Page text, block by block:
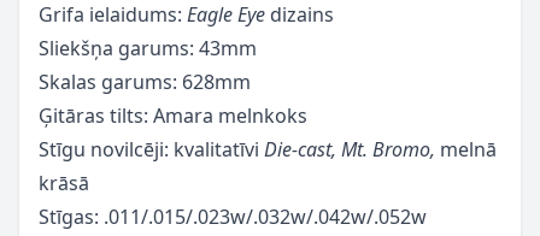
Grifa ielaidums: Eagle Eye dizains
Sliekšņa garums: 43mm
Skalas garums: 628mm
Ģitāras tilts: Amara melnkoks
Stīgu novilcēji: kvalitatīvi Die-cast, Mt. Bromo, melnā
krāsā
Stīgas: .011/.015/.023w/.032w/.042w/.052w